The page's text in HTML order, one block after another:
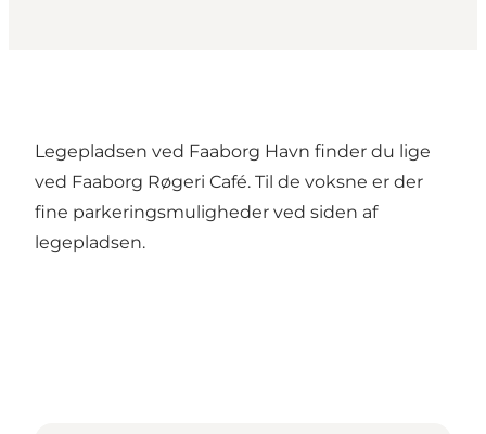
Legepladsen ved Faaborg Havn finder du lige
ved Faaborg Røgeri Café. Til de voksne er der
fine parkeringsmuligheder ved siden af
legepladsen.